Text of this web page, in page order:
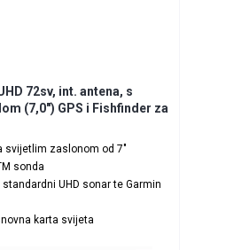
72sv, int. antena, s
(7,0″) GPS i Fishfinder za
svijetlim zaslonom od 7″
sonda
UHD sonar te Garmin
karta svijeta